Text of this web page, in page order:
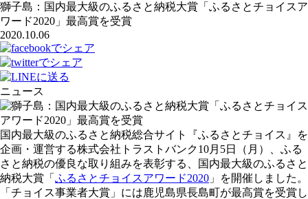
獅子島：国内最大級のふるさと納税大賞「ふるさとチョイスア
ワード2020」最高賞を受賞
2020.10.06
ニュース
国内最大級のふるさと納税総合サイト『ふるさとチョイス』を
企画・運営する株式会社トラストバンク10月5日（月）、ふる
さと納税の優良な取り組みを表彰する、国内最大級のふるさと
納税大賞「 ふるさとチョイスアワード2020 」を開催しました。
「チョイス事業者大賞」には鹿児島県長島町が最高賞を受賞し